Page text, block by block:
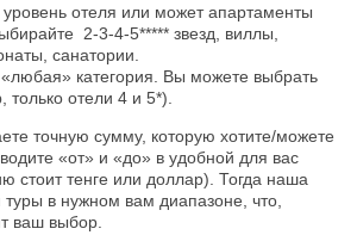
уровень отеля или может апартаменты
2-3-4-5***** звезд, виллы,
санатории.
категория. Вы можете выбрать
только отели 4 и 5*).
точную сумму, которую хотите/можете
«от» и «до» в удобной для вас
стоит тенге или доллар). Тогда наша
в нужном вам диапазоне, что,
ваш выбор.